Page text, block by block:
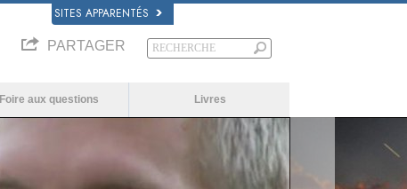
SITES APPARENTÉS
PARTAGER
Foire aux questions Livres